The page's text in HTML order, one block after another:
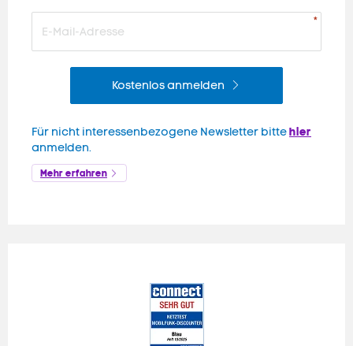
Kostenlos anmelden
Für nicht interessenbezogene Newsletter bittehier
anmelden.
Mehr erfahren